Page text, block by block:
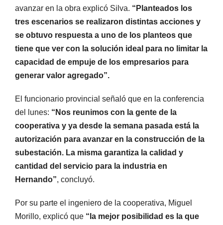
avanzar en la obra explicó Silva. “Planteados los
tres escenarios se realizaron distintas acciones y
se obtuvo respuesta a uno de los planteos que
tiene que ver con la solución ideal para no limitar la
capacidad de empuje de los empresarios para
generar valor agregado”.
El funcionario provincial señaló que en la conferencia
del lunes: “Nos reunimos con la gente de la
cooperativa y ya desde la semana pasada está la
autorización para avanzar en la construcción de la
subestación. La misma garantiza la calidad y
cantidad del servicio para la industria en
Hernando”, concluyó.
Por su parte el ingeniero de la cooperativa, Miguel
Morillo, explicó que “la mejor posibilidad es la que